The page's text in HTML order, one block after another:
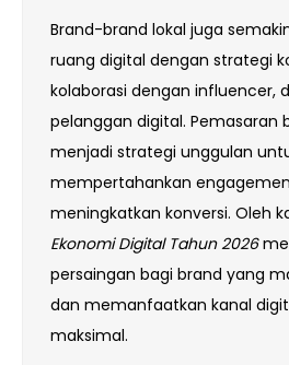
Brand-brand lokal juga
ruang digital dengan strategi
kolaborasi dengan influencer,
pelanggan digital. Pemasaran
menjadi strategi unggulan
mempertahankan
meningkatkan konversi. Oleh
Ekonomi Digital Tahun 2026
persaingan bagi brand yang
dan memanfaatkan kanal
maksimal.